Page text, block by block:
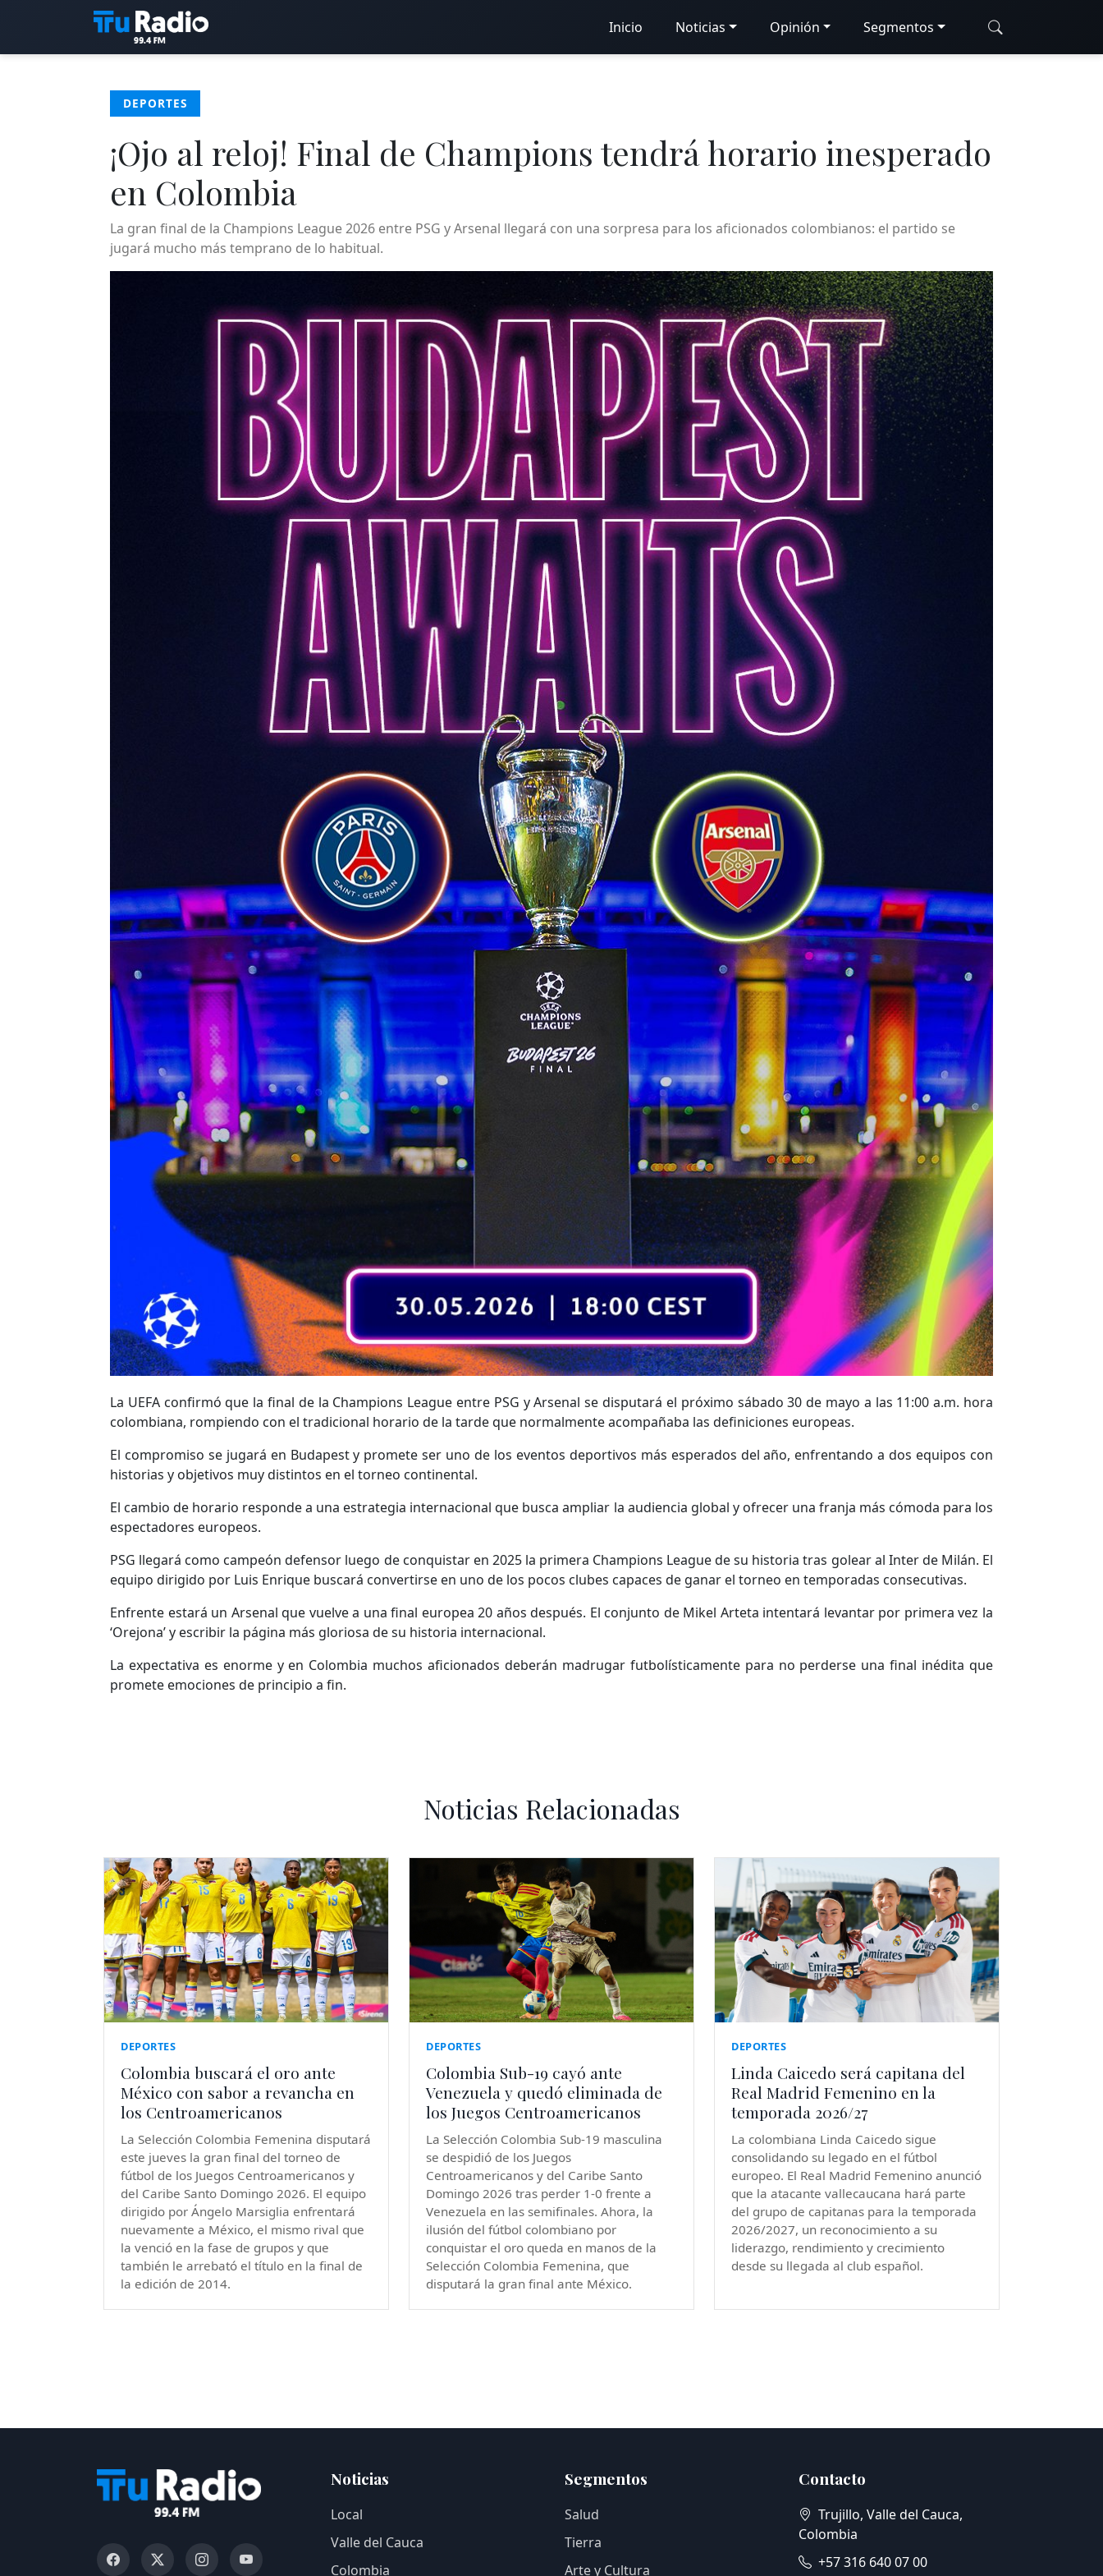
Inicio Noticias Opinión Segmentos
DEPORTES
¡Ojo al reloj! Final de Champions tendrá horario inesperado
en Colombia
La gran final de la Champions League 2026 entre PSG y Arsenal llegará con una sorpresa para los aficionados colombianos: el partido se
jugará mucho más temprano de lo habitual.
La UEFA confirmó que la final de la Champions League entre PSG y Arsenal se disputará el próximo sábado 30 de mayo a las 11:00 a.m. hora
colombiana, rompiendo con el tradicional horario de la tarde que normalmente acompañaba las definiciones europeas.
El compromiso se jugará en Budapest y promete ser uno de los eventos deportivos más esperados del año, enfrentando a dos equipos con
historias y objetivos muy distintos en el torneo continental.
El cambio de horario responde a una estrategia internacional que busca ampliar la audiencia global y ofrecer una franja más cómoda para los
espectadores europeos.
PSG llegará como campeón defensor luego de conquistar en 2025 la primera Champions League de su historia tras golear al Inter de Milán. El
equipo dirigido por Luis Enrique buscará convertirse en uno de los pocos clubes capaces de ganar el torneo en temporadas consecutivas.
Enfrente estará un Arsenal que vuelve a una final europea 20 años después. El conjunto de Mikel Arteta intentará levantar por primera vez la
‘Orejona’ y escribir la página más gloriosa de su historia internacional.
La expectativa es enorme y en Colombia muchos aficionados deberán madrugar futbolísticamente para no perderse una final inédita que
promete emociones de principio a fin.
Noticias Relacionadas
DEPORTES
Colombia buscará el oro ante
México con sabor a revancha en
los Centroamericanos
La Selección Colombia Femenina disputará
este jueves la gran final del torneo de
fútbol de los Juegos Centroamericanos y
del Caribe Santo Domingo 2026. El equipo
dirigido por Ángelo Marsiglia enfrentará
nuevamente a México, el mismo rival que
la venció en la fase de grupos y que
también le arrebató el título en la final de
la edición de 2014.
DEPORTES
Colombia Sub-19 cayó ante
Venezuela y quedó eliminada de
los Juegos Centroamericanos
La Selección Colombia Sub-19 masculina
se despidió de los Juegos
Centroamericanos y del Caribe Santo
Domingo 2026 tras perder 1-0 frente a
Venezuela en las semifinales. Ahora, la
ilusión del fútbol colombiano por
conquistar el oro queda en manos de la
Selección Colombia Femenina, que
disputará la gran final ante México.
DEPORTES
Linda Caicedo será capitana del
Real Madrid Femenino en la
temporada 2026/27
La colombiana Linda Caicedo sigue
consolidando su legado en el fútbol
europeo. El Real Madrid Femenino anunció
que la atacante vallecaucana hará parte
del grupo de capitanas para la temporada
2026/2027, un reconocimiento a su
liderazgo, rendimiento y crecimiento
desde su llegada al club español.
Noticias
Local
Valle del Cauca
Colombia
Segmentos
Salud
Tierra
Arte y Cultura
Contacto
Trujillo, Valle del Cauca,
Colombia
+57 316 640 07 00